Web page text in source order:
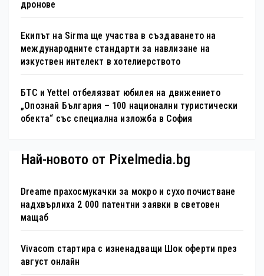
дронове
Екипът на Sirma ще участва в създаването на
международните стандарти за навлизане на
изкуствен интелект в хотелиерството
БТС и Yettel отбелязват юбилея на движението
„Опознай България – 100 национални туристически
обекта“ със специална изложба в София
Най-новото от Pixelmedia.bg
Dreame прахосмукачки за мокро и сухо почистване
надхвърлиха 2 000 патентни заявки в световен
мащаб
Vivacom стартира с изненадващи Шок оферти през
август онлайн